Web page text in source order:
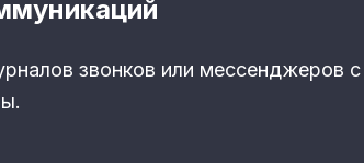
звонков или мессенджеров